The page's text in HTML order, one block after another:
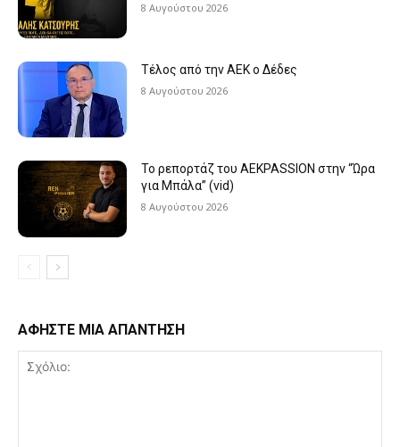
8 Αυγούστου 2026
Τέλος από την ΑΕΚ ο Δέδες
8 Αυγούστου 2026
Το ρεπορτάζ του AEKPASSION στην “Ώρα
για Μπάλα” (vid)
8 Αυγούστου 2026
ΑΦΗΣΤΕ ΜΙΑ ΑΠΑΝΤΗΣΗ